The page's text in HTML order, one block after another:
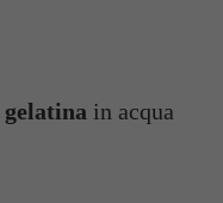
gelatina in acqua